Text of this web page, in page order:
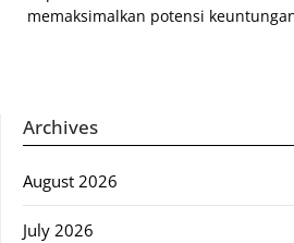
memaksimalkan potensi
Archives
August 2026
July 2026